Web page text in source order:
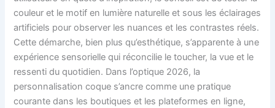
couleur et le motif en lumière naturelle et sous les éclairages
artificiels pour observer les nuances et les contrastes réels.
Cette démarche, bien plus qu’esthétique, s’apparente à une
expérience sensorielle qui réconcilie le toucher, la vue et le
ressenti du quotidien. Dans l’optique 2026, la
personnalisation coque s’ancre comme une pratique
courante dans les boutiques et les plateformes en ligne,